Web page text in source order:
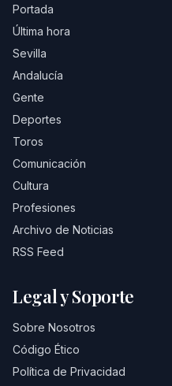
Portada
Última hora
Sevilla
Andalucía
Gente
Deportes
Toros
Comunicación
Cultura
Profesiones
Archivo de Noticias
RSS Feed
Legal y Soporte
Sobre Nosotros
Código Ético
Política de Privacidad